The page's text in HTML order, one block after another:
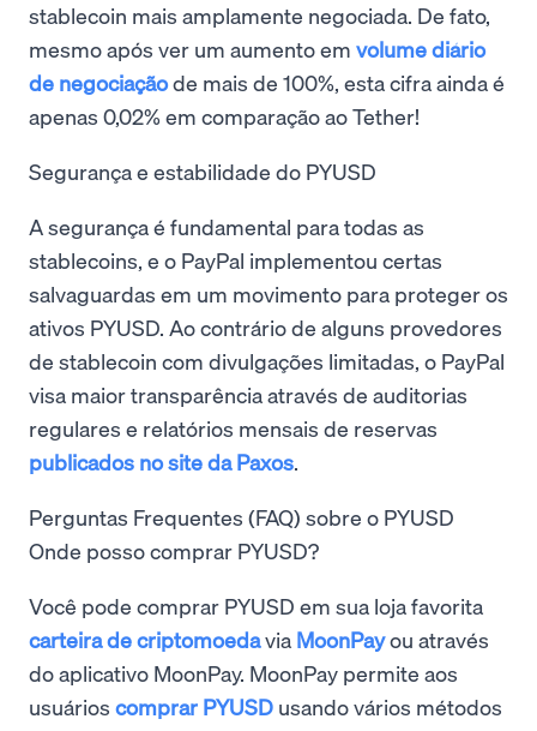
stablecoin mais amplamente negociada. De fato,
mesmo após ver um aumento em volume diário
de negociaçãode mais de 100%, esta cifra ainda é
apenas 0,02% em comparação ao Tether!
Segurança e estabilidade do PYUSD
A segurança é fundamental para todas as
stablecoins, e o PayPal implementou certas
salvaguardas em um movimento para proteger os
ativos PYUSD. Ao contrário de alguns provedores
de stablecoin com divulgações limitadas, o PayPal
visa maior transparência através de auditorias
regulares e relatórios mensais de reservas
publicados no site da Paxos.
Perguntas Frequentes (FAQ) sobre o PYUSD
Onde posso comprar PYUSD?
Você pode comprar PYUSD em sua loja favorita
carteira de criptomoedavia MoonPayou através
do aplicativo MoonPay. MoonPay permite aos
usuários comprar PYUSD usando vários métodos